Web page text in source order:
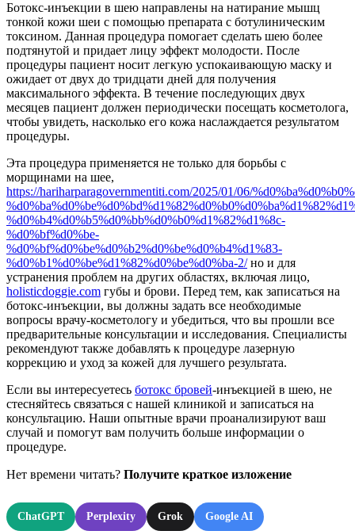
Ботокс-инъекции в шею направлены на натирание мышц
тонкой кожи шеи с помощью препарата с ботулиническим
токсином. Данная процедура помогает сделать шею более
подтянутой и придает лицу эффект молодости. После
процедуры пациент носит легкую успокаивающую маску и
ожидает от двух до тридцати дней для получения
максимального эффекта. В течение последующих двух
месяцев пациент должен периодически посещать косметолога,
чтобы увидеть, насколько его кожа наслаждается результатом
процедуры.
Эта процедура применяется не только для борьбы с
морщинами на шее,
https://hariharparagovernmentiti.com/2025/01/06/
%d0%b4%d0%b5%d0%bb%d0%b0%d1%82%d1%8c-
%d0%bf%d0%be-
%d0%bf%d0%be%d0%b2%d0%be%d0%b4%d1%83-
%d0%b1%d0%be%d1%82%d0%be%d0%ba-2/но и для
устранения проблем на других областях, включая лицо,
holisticdoggie.com губы и брови. Перед тем, как записаться на
ботокс-инъекции, вы должны задать все необходимые
вопросы врачу-косметологу и убедиться, что вы прошли все
предварительные консультации и исследования. Специалисты
рекомендуют также добавлять к процедуре лазерную
коррекцию и уход за кожей для лучшего результата.
Если вы интересуетесь ботокс бровей-инъекцией в шею, не
стесняйтесь связаться с нашей клиникой и записаться на
консультацию. Наши опытные врачи проанализируют ваш
случай и помогут вам получить больше информации о
процедуре.
Нет времени читать? Получите краткое изложение
ChatGPT Perplexity Grok Google AI